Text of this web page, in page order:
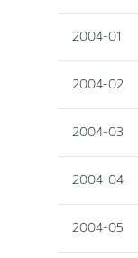
2004-01
2004-02
2004-03
2004-04
2004-05